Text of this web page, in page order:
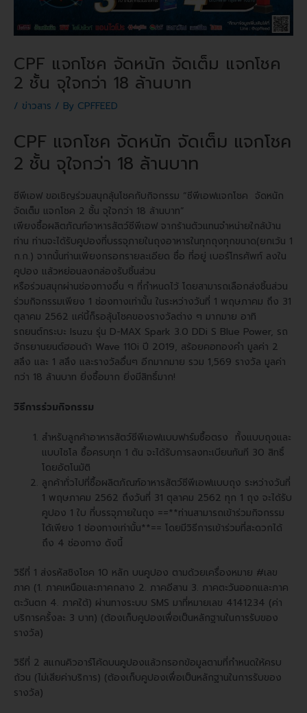
CPF แจกโชค จัดหนัก จัดเต็ม แจกโชค
2 ชั้น จุใจกว่า 18 ล้านบาท
/ ข่าวสาร / By CPFFEED
CPF แจกโชค จัดหนัก จัดเต็ม แจกโชค
2 ชั้น จุใจกว่า 18 ล้านบาท
ซีพีเอฟ ขอเชิญร่วมสนุกลุ้นโชคกับกิจกรรม “ซีพีเอฟแจกโชค จัดหนัก
จัดเต็ม แจกโชค 2 ชั้น จุใจกว่า 18 ล้านบาท”
เพียงซื้อผลิตภัณฑ์อาหารสัตว์ซีพีเอฟ จากร้านตัวแทนจำหน่ายใกล้บ้าน
ท่าน ท่านจะได้รับคูปองที่บรรจุภายในถุงอาหารในทุกถุงทุกขนาด(ยกเว้น 1
ก.ก.) จากนั้นท่านเพียงกรอกรายละเอียด ชื่อ ที่อยู่ เบอร์โทรศัพท์ ลงใน
คูปอง แล้วหย่อนลงกล่องรับชิ้นส่วน
หรือร่วมสนุกผ่านช่องทางอื่น ๆ ที่กำหนดไว้ โดยสามารถเลือกส่งชิ้นส่วน
ร่วมกิจกรรมเพียง 1 ช่องทางเท่านั้น ในระหว่างวันที่ 1 พฤษภาคม ถึง 31
ตุลาคม 2562 แค่นี้ก็รอลุ้นโชคของรางวัลต่าง ๆ มากมาย อาทิ
รถยนต์กระบะ Isuzu รุ่น D-MAX Spark 3.0 DDi S Blue Power, รถ
จักรยานยนต์ฮอนด้า Wave 110i ปี 2019, สร้อยคอทองคำ มูลค่า 2
สลึง และ 1 สลึง และรางวัลอื่นๆ อีกมากมาย รวม 1,569 รางวัล มูลค่า
กว่า 18 ล้านบาท ยิ่งซื้อมาก ยิ่งมีสิทธิ์มาก!
วิธีการร่วมกิจกรรม
สำหรับลูกค้าอาหารสัตว์ซีพีเอฟแบบฟาร์มซื้อตรง ทั้งแบบถุงและ
แบบไซโล ซื้อครบทุก 1 ตัน จะได้รับการลงทะเบียนทันที 30 สิทธิ์
โดยอัตโนมัติ
ลูกค้าทั่วไปที่ซื้อผลิตภัณฑ์อาหารสัตว์ซีพีเอฟแบบถุง ระหว่างวันที่
1 พฤษภาคม 2562 ถึงวันที่ 31 ตุลาคม 2562 ทุก 1 ถุง จะได้รับ
คูปอง 1 ใบ ที่บรรจุภายในถุง ==**ท่านสามารถเข้าร่วมกิจกรรม
ได้เพียง 1 ช่องทางเท่านั้น**== โดยมีวิธีการเข้าร่วมที่สะดวกได้
ถึง 4 ช่องทาง ดังนี้
วิธีที่ 1 ส่งรหัสชิงโชค 10 หลัก บนคูปอง ตามด้วยเครื่องหมาย #เลข
ภาค (1. ภาคเหนือและภาคกลาง 2. ภาคอีสาน 3. ภาคตะวันออกและภาค
ตะวันตก 4. ภาคใต้) ผ่านทางระบบ SMS มาที่หมายเลข 4141234 (ค่า
บริการครั้งละ 3 บาท) (ต้องเก็บคูปองเพื่อเป็นหลักฐานในการรับของ
รางวัล)
วิธีที่ 2 สแกนคิวอาร์โค้ดบนคูปองแล้วกรอกข้อมูลตามที่กำหนดให้ครบ
ถ้วน (ไม่เสียค่าบริการ) (ต้องเก็บคูปองเพื่อเป็นหลักฐานในการรับของ
รางวัล)